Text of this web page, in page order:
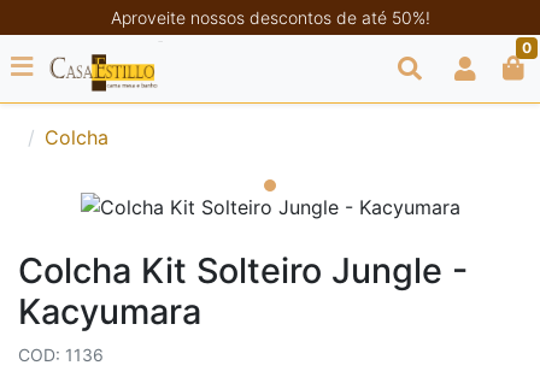
Aproveite nossos descontos de até 50%!
0
Colcha
Colcha Kit Solteiro Jungle -
Kacyumara
COD: 1136